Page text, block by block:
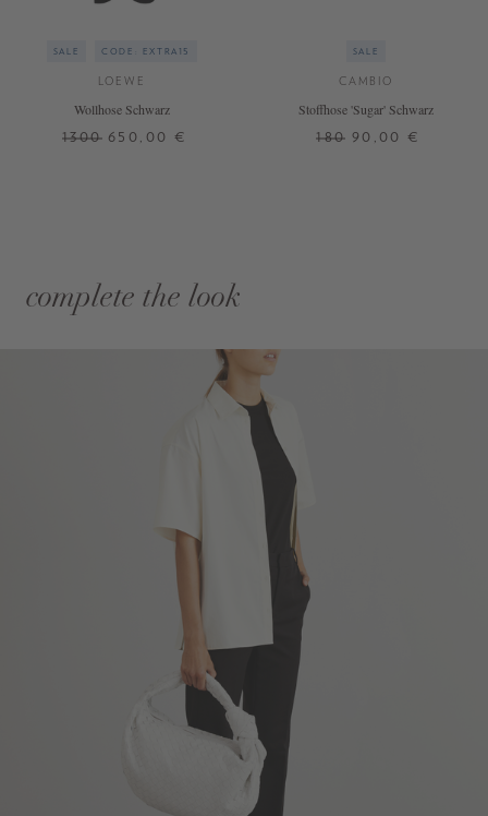
SALE CODE: EXTRA15
LOEWE
Wollhose Schwarz
1300 650,00 €
SALE
CAMBIO
Stoffhose 'Sugar' Schwarz
180 90,00 €
complete the look